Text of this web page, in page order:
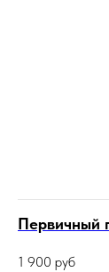
Первичный
1 900 руб